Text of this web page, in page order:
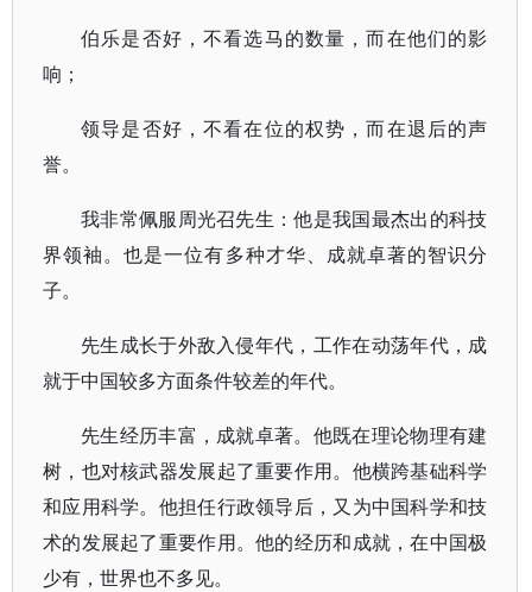
伯乐是否好，不看选马的数量，而在他们的影
响；
领导是否好，不看在位的权势，而在退后的声
誉。
我非常佩服周光召先生：他是我国最杰出的科技
界领袖。也是一位有多种才华、成就卓著的智识分
子。
先生成长于外敌入侵年代，工作在动荡年代，成
就于中国较多方面条件较差的年代。
先生经历丰富，成就卓著。他既在理论物理有建
树，也对核武器发展起了重要作用。他横跨基础科学
和应用科学。他担任行政领导后，又为中国科学和技
术的发展起了重要作用。他的经历和成就，在中国极
少有，世界也不多见。